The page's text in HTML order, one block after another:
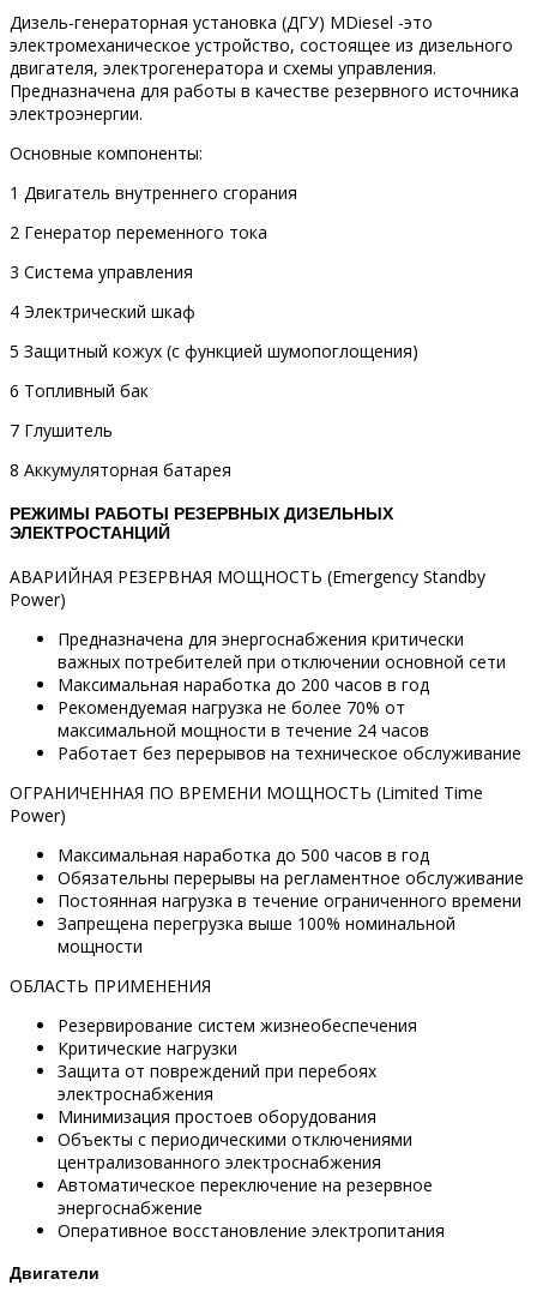
Дизель-генераторная установка (ДГУ) MDiesel -это
электромеханическое устройство, состоящее из дизельного
двигателя, электрогенератора и схемы управления.
Предназначена для работы в качестве резервного источника
электроэнергии.
Основные компоненты:
1 Двигатель внутреннего сгорания
2 Генератор переменного тока
3 Система управления
4 Электрический шкаф
5 Защитный кожух (с функцией шумопоглощения)
6 Топливный бак
7 Глушитель
8 Аккумуляторная батарея
РЕЖИМЫ РАБОТЫ РЕЗЕРВНЫХ ДИЗЕЛЬНЫХ
ЭЛЕКТРОСТАНЦИЙ
АВАРИЙНАЯ РЕЗЕРВНАЯ МОЩНОСТЬ (Emergency Standby
Power)
Предназначена для энергоснабжения критически
важных потребителей при отключении основной сети
Максимальная наработка до 200 часов в год
Рекомендуемая нагрузка не более 70% от
максимальной мощности в течение 24 часов
Работает без перерывов на техническое обслуживание
ОГРАНИЧЕННАЯ ПО ВРЕМЕНИ МОЩНОСТЬ (Limited Time
Power)
Максимальная наработка до 500 часов в год
Обязательны перерывы на регламентное обслуживание
Постоянная нагрузка в течение ограниченного времени
Запрещена перегрузка выше 100% номинальной
мощности
ОБЛАСТЬ ПРИМЕНЕНИЯ
Резервирование систем жизнеобеспечения
Критические нагрузки
Защита от повреждений при перебоях
электроснабжения
Минимизация простоев оборудования
Объекты с периодическими отключениями
централизованного электроснабжения
Автоматическое переключение на резервное
энергоснабжение
Оперативное восстановление электропитания
Двигатели